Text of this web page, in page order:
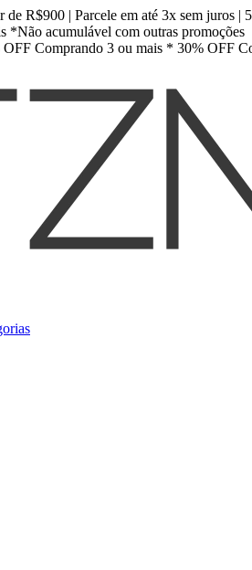
de R$900 | Parcele em até 3x sem juros |
*Não acumulável com outras promoções
Comprando 3 ou mais * 30% OFF